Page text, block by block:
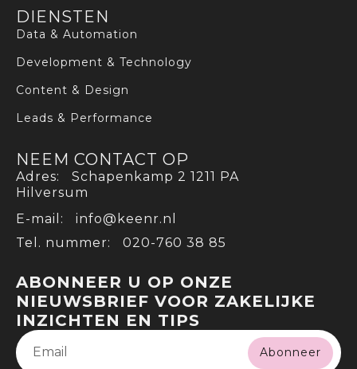
DIENSTEN
Data & Automation
Development & Technology
Content & Design
Leads & Performance
NEEM CONTACT OP
Adres: Schapenkamp 2 1211 PA
Hilversum
E-mail: info@keenr.nl
Tel. nummer: 020-760 38 85
ABONNEER U OP ONZE
NIEUWSBRIEF VOOR ZAKELIJKE
INZICHTEN EN TIPS
Abonneer